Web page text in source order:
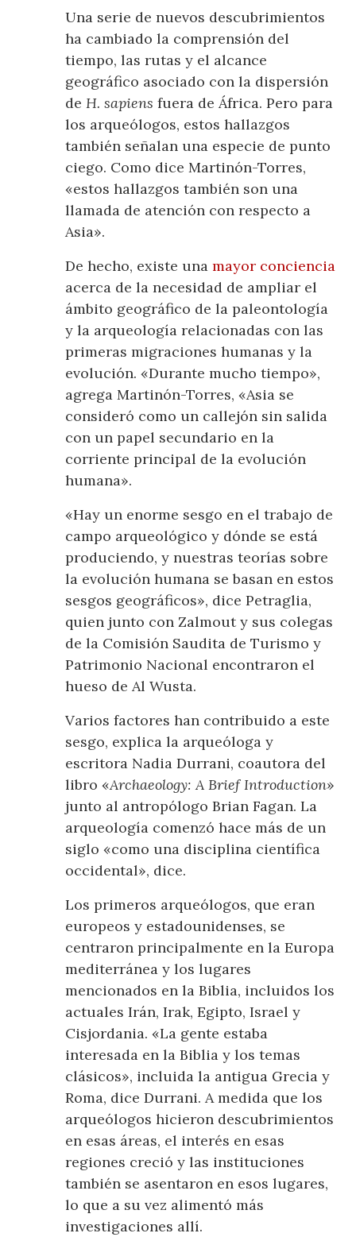
Una serie de nuevos descubrimientos
ha cambiado la comprensión del
tiempo, las rutas y el alcance
geográfico asociado con la dispersión
deH. sapiens fuera de África. Pero para
los arqueólogos, estos hallazgos
también señalan una especie de punto
ciego. Como dice Martinón-Torres,
«estos hallazgos también son una
llamada de atención con respecto a
Asia».
De hecho, existe unamayor conciencia
acerca de la necesidad de ampliar el
ámbito geográfico de la paleontología
y la arqueología relacionadas con las
primeras migraciones humanas y la
evolución. «Durante mucho tiempo»,
agrega Martinón-Torres, «Asia se
consideró como un callejón sin salida
con un papel secundario en la
corriente principal de la evolución
humana».
«Hay un enorme sesgo en el trabajo de
campo arqueológico y dónde se está
produciendo, y nuestras teorías sobre
la evolución humana se basan en estos
sesgos geográficos», dice Petraglia,
quien junto con Zalmout y sus colegas
de la Comisión Saudita de Turismo y
Patrimonio Nacional encontraron el
hueso de Al Wusta.
Varios factores han contribuido a este
sesgo, explica la arqueóloga y
escritora Nadia Durrani, coautora del
libro «Archaeology: A Brief Introduction»
junto al antropólogo Brian Fagan. La
arqueología comenzó hace más de un
siglo «como una disciplina científica
occidental», dice.
Los primeros arqueólogos, que eran
europeos y estadounidenses, se
centraron principalmente en la Europa
mediterránea y los lugares
mencionados en la Biblia, incluidos los
actuales Irán, Irak, Egipto, Israel y
Cisjordania. «La gente estaba
interesada en la Biblia y los temas
clásicos», incluida la antigua Grecia y
Roma, dice Durrani. A medida que los
arqueólogos hicieron descubrimientos
en esas áreas, el interés en esas
regiones creció y las instituciones
también se asentaron en esos lugares,
lo que a su vez alimentó más
investigaciones allí.